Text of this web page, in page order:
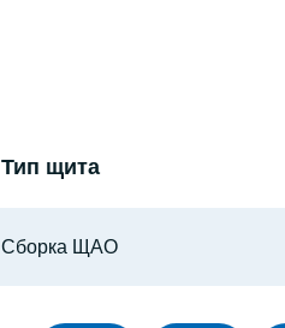
Тип щита
Сборка ЩАО